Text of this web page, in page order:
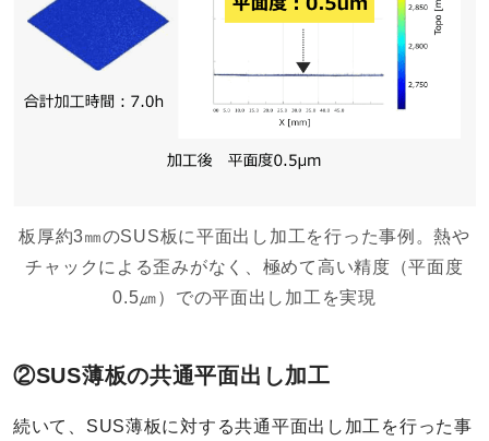
板厚約3㎜のSUS板に平面出し加工を行った事例。熱や
チャックによる歪みがなく、極めて高い精度（平面度
0.5㎛）での平面出し加工を実現
②SUS薄板の共通平面出し加工
続いて、SUS薄板に対する共通平面出し加工を行った事